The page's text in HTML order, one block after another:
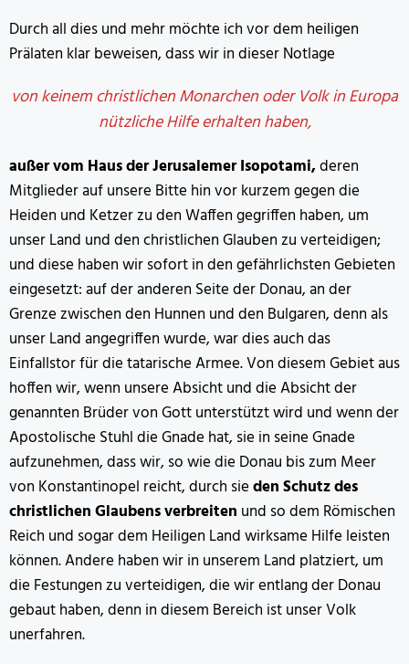
Durch all dies und mehr möchte ich vor dem heiligen
Prälaten klar beweisen, dass wir in dieser Notlage
von keinem christlichen Monarchen oder Volk in Europa
nützliche Hilfe erhalten haben,
außer vom Haus der Jerusalemer Isopotami,deren
Mitglieder auf unsere Bitte hin vor kurzem gegen die
Heiden und Ketzer zu den Waffen gegriffen haben, um
unser Land und den christlichen Glauben zu verteidigen;
und diese haben wir sofort in den gefährlichsten Gebieten
eingesetzt: auf der anderen Seite der Donau, an der
Grenze zwischen den Hunnen und den Bulgaren, denn als
unser Land angegriffen wurde, war dies auch das
Einfallstor für die tatarische Armee. Von diesem Gebiet aus
hoffen wir, wenn unsere Absicht und die Absicht der
genannten Brüder von Gott unterstützt wird und wenn der
Apostolische Stuhl die Gnade hat, sie in seine Gnade
aufzunehmen, dass wir, so wie die Donau bis zum Meer
von Konstantinopel reicht, durch sieden Schutz des
christlichen Glaubens verbreiten und so dem Römischen
Reich und sogar dem Heiligen Land wirksame Hilfe leisten
können. Andere haben wir in unserem Land platziert, um
die Festungen zu verteidigen, die wir entlang der Donau
gebaut haben, denn in diesem Bereich ist unser Volk
unerfahren.